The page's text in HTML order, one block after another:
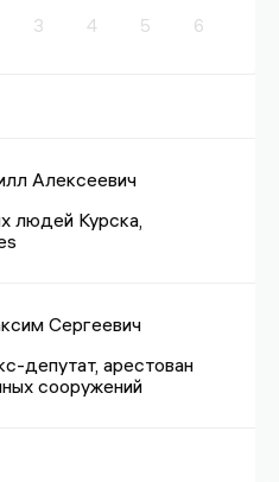
3 4 5 6
Алексеевич
людей Курска,
Сергеевич
депутат, арестован
сооружений